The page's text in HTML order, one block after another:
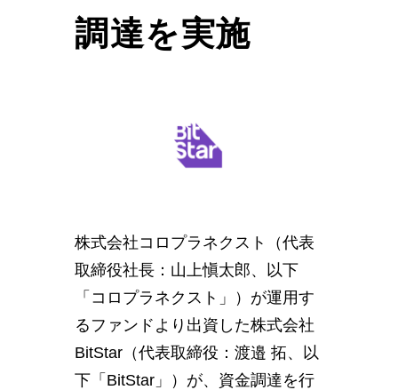
調達を実施
株式会社コロプラネクスト（代表
取締役社長：山上愼太郎、以下
「コロプラネクスト」）が運用す
るファンドより出資した株式会社
BitStar（代表取締役：渡邉 拓、以
下「BitStar」）が、資金調達を行